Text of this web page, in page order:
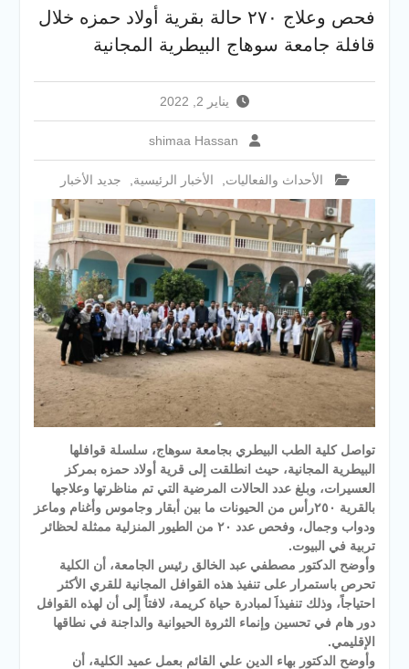
والخدمية بجامعة سوهاج
الجديدة
جامعة سوهاج تفتح أبوابها
الإلكتروني للقبول بالجامعات
2026
فحص وعلاج ٢٧٠ حالة بقرية أولاد حمزه خلال
قافلة جامعة سوهاج البيطرية المجانية
يناير 2, 2022
shimaa Hassan
الأحداث والفعاليات الأخبار الرئيسية جديد الأخبار
تواصل كلية الطب البيطري بجامعة سوهاج، سلسلة قوافلها
البيطرية المجانية، حيث انطلقت إلى قرية أولاد حمزه بمركز
العسيرات، وبلغ عدد الحالات المرضية التي تم مناظرتها وعلاجها
بالقرية ٢٥٠رأس من الحيونات ما بين أبقار وجاموس وأغنام وماعز
ودواب وجمال، وفحص عدد ٢٠ من الطيور المنزلية ممثلة لحظائر
تربية في البيوت.
وأوضح الدكتور مصطفي عبد الخالق رئيس الجامعة، أن الكلية
تحرص باستمرار على تنفيذ هذه القوافل المجانية للقري الأكثر
احتياجاً، وذلك تنفيذاََ لمبادرة حياة كريمة، لافتاً إلى أن لهذه القوافل
دور هام في تحسين وإنماء الثروة الحيوانية والداجنة في نطاقها
الإقليمي.
وأوضح الدكتور بهاء الدين علي القائم بعمل عميد الكلية، أن